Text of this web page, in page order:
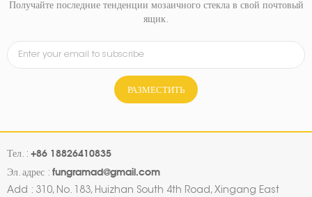
Получайте последние тенденции мозаичного стекла в свой почтовый
ящик.
РАЗМЕСТИТЬ
Тел. : +86 18826410835
Эл. адрес : fungramad@gmail.com
Add : 310, No. 183, Huizhan South 4th Road, Xingang East